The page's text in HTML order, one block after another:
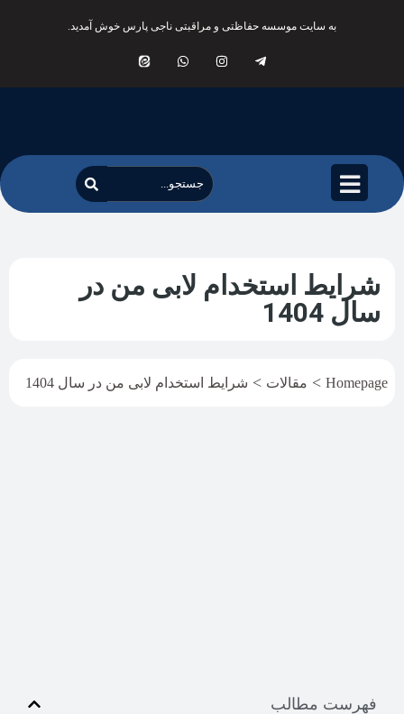
به سایت موسسه حفاظتی و مراقبتی ناجی پارس خوش آمدید.
شرایط استخدام لابی من در
سال 1404
Homepage
> مقالات > شرایط استخدام لابی من در سال 1404
فهرست مطالب